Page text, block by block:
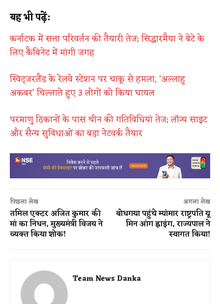
यह भी पढ़ें:
कर्नाटक में सत्ता परिवर्तन की तैयारी तेज; सिद्धारमैया ने बेटे के
लिए कैबिनेट में मांगी जगह
स्विट्जरलैंड के रेलवे स्टेशन पर चाकू से हमला, ‘अल्लाहु
अकबर’ चिल्लाते हुए 3 लोगों को किया घायल
परमाणु ठिकानों के पास चीन की गतिविधियां तेज; लॉन्च साइट
और सैन्य सुविधाओं का बड़ा नेटवर्क तैयार
पिछला लेख
तमिल एक्टर अजित कुमार की
मां का निधन, मुख्यमंत्री विजय ने
व्यक्त किया शोक!
अगला लेख
बोधगया पहुंचे म्यांमार राष्ट्रपति यू
मिन आंग ह्लाइंग, राज्यपाल ने
स्वागत किया!
Team News Danka